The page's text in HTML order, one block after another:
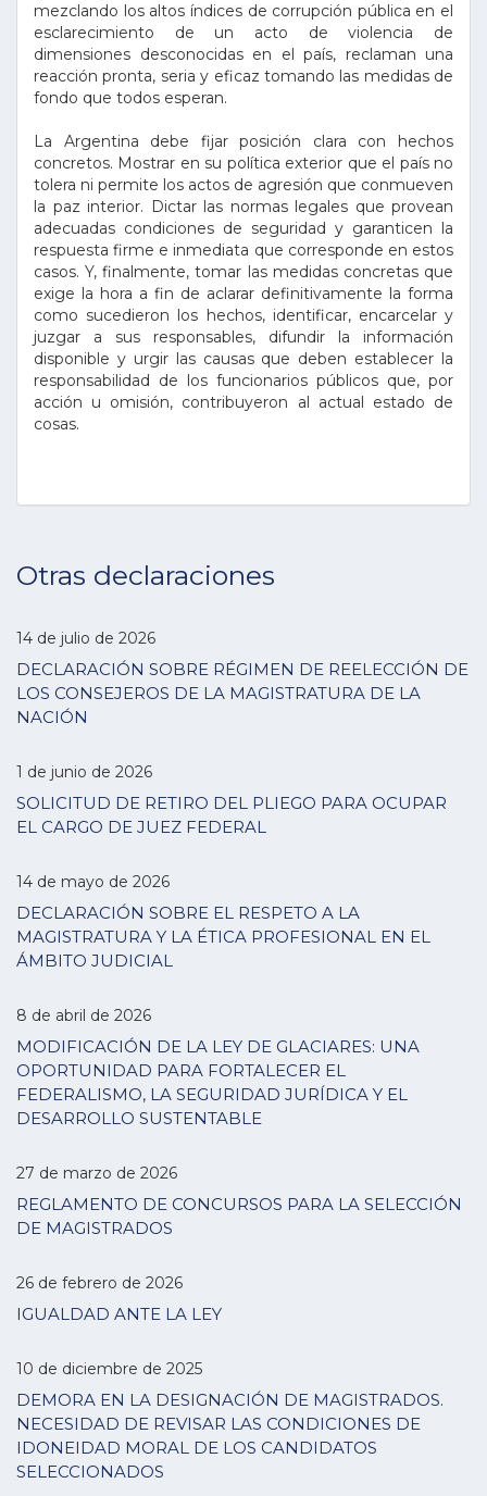
mezclando los altos índices de corrupción pública en el
esclarecimiento de un acto de violencia de
dimensiones desconocidas en el país, reclaman una
reacción pronta, seria y eficaz tomando las medidas de
fondo que todos esperan.
La Argentina debe fijar posición clara con hechos
concretos. Mostrar en su política exterior que el país no
tolera ni permite los actos de agresión que conmueven
la paz interior. Dictar las normas legales que provean
adecuadas condiciones de seguridad y garanticen la
respuesta firme e inmediata que corresponde en estos
casos. Y, finalmente, tomar las medidas concretas que
exige la hora a fin de aclarar definitivamente la forma
como sucedieron los hechos, identificar, encarcelar y
juzgar a sus responsables, difundir la información
disponible y urgir las causas que deben establecer la
responsabilidad de los funcionarios públicos que, por
acción u omisión, contribuyeron al actual estado de
cosas.
Otras declaraciones
14 de julio de 2026
DECLARACIÓN SOBRE RÉGIMEN DE REELECCIÓN DE
LOS CONSEJEROS DE LA MAGISTRATURA DE LA
NACIÓN
1 de junio de 2026
SOLICITUD DE RETIRO DEL PLIEGO PARA OCUPAR
EL CARGO DE JUEZ FEDERAL
14 de mayo de 2026
DECLARACIÓN SOBRE EL RESPETO A LA
MAGISTRATURA Y LA ÉTICA PROFESIONAL EN EL
ÁMBITO JUDICIAL
8 de abril de 2026
MODIFICACIÓN DE LA LEY DE GLACIARES: UNA
OPORTUNIDAD PARA FORTALECER EL
FEDERALISMO, LA SEGURIDAD JURÍDICA Y EL
DESARROLLO SUSTENTABLE
27 de marzo de 2026
REGLAMENTO DE CONCURSOS PARA LA SELECCIÓN
DE MAGISTRADOS
26 de febrero de 2026
IGUALDAD ANTE LA LEY
10 de diciembre de 2025
DEMORA EN LA DESIGNACIÓN DE MAGISTRADOS.
NECESIDAD DE REVISAR LAS CONDICIONES DE
IDONEIDAD MORAL DE LOS CANDIDATOS
SELECCIONADOS